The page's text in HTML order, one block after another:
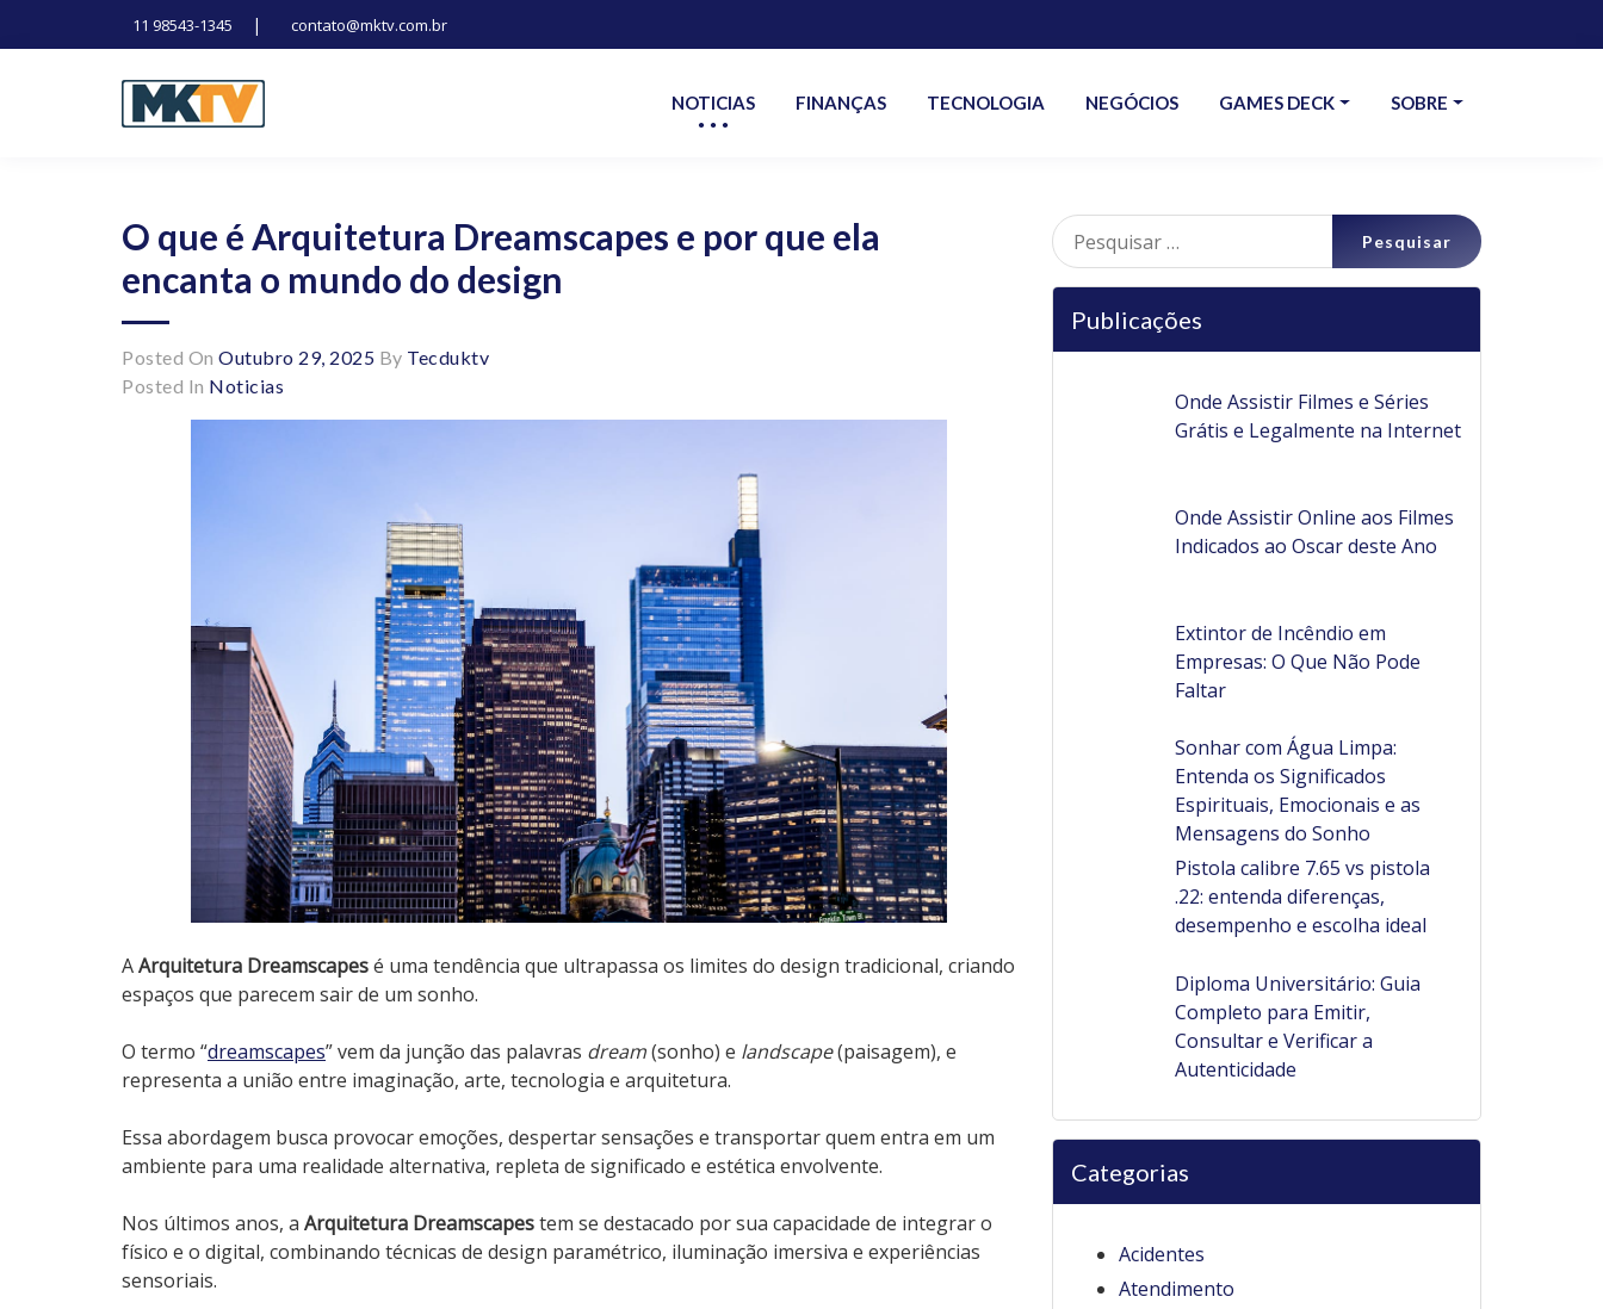
11 98543-1345 | contato@mktv.com.br
NOTICIAS FINANÇAS TECNOLOGIA NEGÓCIOS GAMES DECK SOBRE
O que é Arquitetura Dreamscapes e por que ela
encanta o mundo do design
Posted On Outubro 29, 2025 By Tecduktv
Posted In Noticias
AArquitetura Dreamscapesé uma tendência que ultrapassa os limites do design tradicional, criando
espaços que parecem sair de um sonho.
O termo “dreamscapes” vem da junção das palavras dream(sonho) e landscape(paisagem), e
representa a união entre imaginação, arte, tecnologia e arquitetura.
Essa abordagem busca provocar emoções, despertar sensações e transportar quem entra em um
ambiente para uma realidade alternativa, repleta de significado e estética envolvente.
Nos últimos anos, a Arquitetura Dreamscapestem se destacado por sua capacidade de integrar o
físico e o digital, combinando técnicas de design paramétrico, iluminação imersiva e experiências
sensoriais.
Pesquisar
por:
Publicações
Onde Assistir Filmes e Séries
Grátis e Legalmente na Internet
Onde Assistir Online aos Filmes
Indicados ao Oscar deste Ano
Extintor de Incêndio em
Empresas: O Que Não Pode
Faltar
Sonhar com Água Limpa:
Entenda os Significados
Espirituais, Emocionais e as
Mensagens do Sonho
Pistola calibre 7.65 vs pistola
.22: entenda diferenças,
desempenho e escolha ideal
Diploma Universitário: Guia
Completo para Emitir,
Consultar e Verificar a
Autenticidade
Categorias
Acidentes
Atendimento